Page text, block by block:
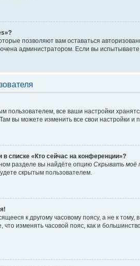
позволяют вам оставаться
администратором. Если вы
пользователем, все ваши настройки
. Там вы можете изменить все свои настройки и
списке «Кто сейчас на конференции»?
разделе вы найдёте опцию Скрывать моё
скрытым пользователем.
к другому часовому поясу, а не к
что изменять часовой пояс, как и